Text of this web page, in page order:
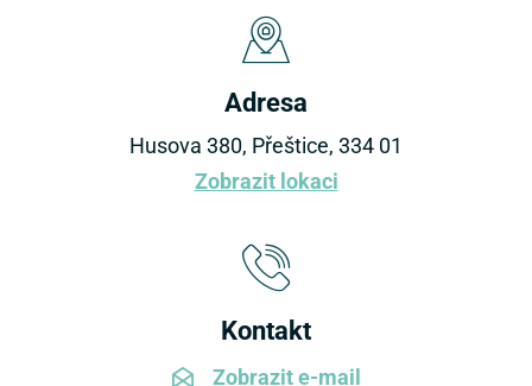
Adresa
Husova 380, Přeštice, 334 01
Zobrazit lokaci
Kontakt
Zobrazit e-mail